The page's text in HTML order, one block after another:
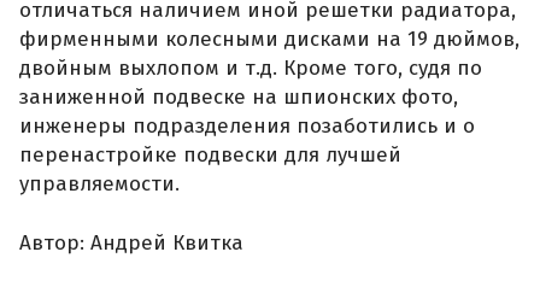
отличаться наличием иной решетки радиатора,
фирменными колесными дисками на 19 дюймов,
двойным выхлопом и т.д. Кроме того, судя по
заниженной подвеске на шпионских фото,
инженеры подразделения позаботились и о
перенастройке подвески для лучшей
управляемости.
Автор: Андрей Квитка